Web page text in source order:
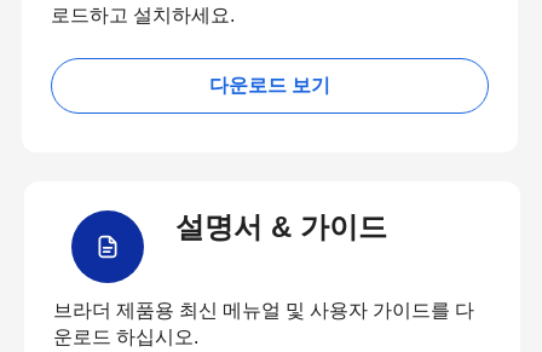
로드하고 설치하세요.
다운로드 보기
설명서 & 가이드
브라더 제품용 최신 메뉴얼 및 사용자 가이드를 다
운로드 하십시오.